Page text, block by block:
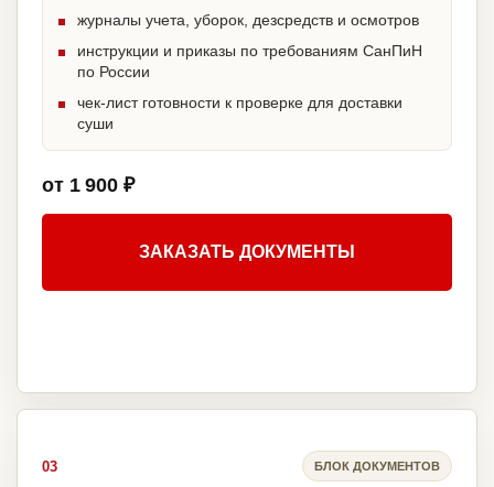
журналы учета, уборок, дезсредств и осмотров
инструкции и приказы по требованиям СанПиН
по России
чек-лист готовности к проверке для доставки
суши
от 1 900 ₽
ЗАКАЗАТЬ ДОКУМЕНТЫ
03 БЛОК ДОКУМЕНТОВ